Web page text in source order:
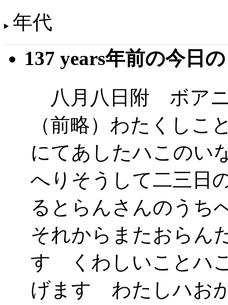
年代
137 years年前の今日
八月八日附 ボア
（前略）わたくしこ
にてあしたハこのい
へりそうして二三日
るとらんさんのう
それからまたおらん
す くわしいことハ
げます わたしハお